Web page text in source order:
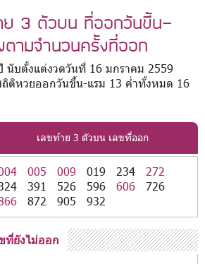
ย 3 ตัวบน ที่ออกวันขึ้น-
ามจำนวนครั้งที่ออก
นับตั้งแต่งวดวันที่ 16 มกราคม 2559
ติหวยออกวันขึ้น-แรม 13 ค่ำทั้งหมด 16
เลขท้าย 3 ตัวบน เลขที่ออก
005 009 019 234
272
391 526 596 606
726
872 905 932
ที่ยังไม่ออก